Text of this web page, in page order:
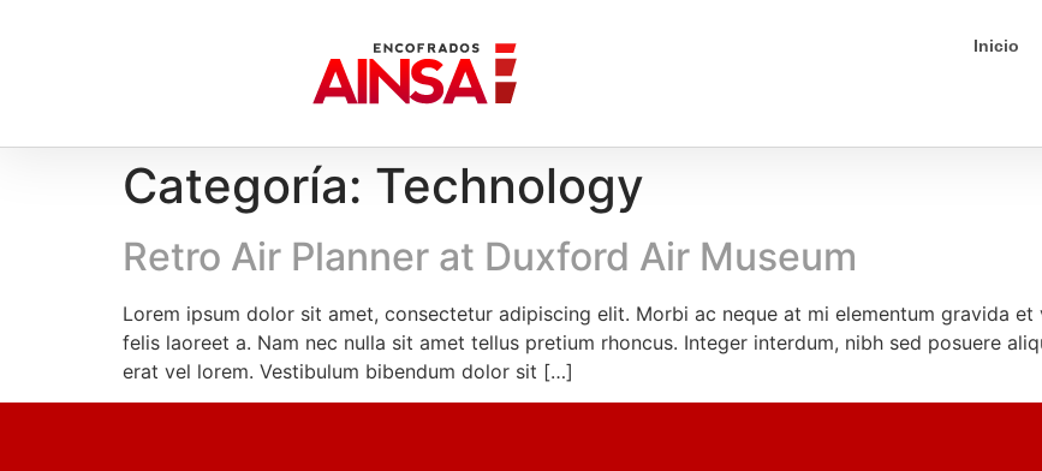
Inicio
Categoría: Technology
Retro Air Planner at Duxford Air Museum
Lorem ipsum dolor sit amet, consectetur adipiscing elit. Morbi ac neque at mi elementum gravida
felis laoreet a. Nam nec nulla sit amet tellus pretium rhoncus. Integer interdum, nibh sed posuere
erat vel lorem. Vestibulum bibendum dolor sit […]